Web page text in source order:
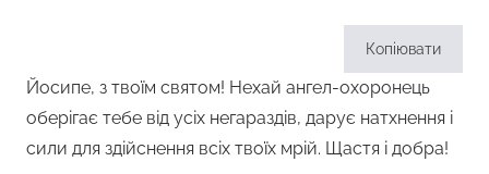
Копіювати
Йосипе, з твоїм святом! Нехай ангел-охоронець
оберігає тебе від усіх негараздів, дарує натхнення і
сили для здійснення всіх твоїх мрій. Щастя і добра!